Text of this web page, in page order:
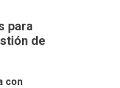
para
de
con